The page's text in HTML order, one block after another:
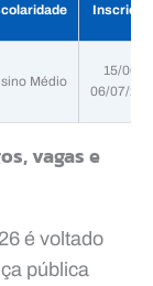
Médio
15/06 a
06/07/
vagas e
é voltado
pública